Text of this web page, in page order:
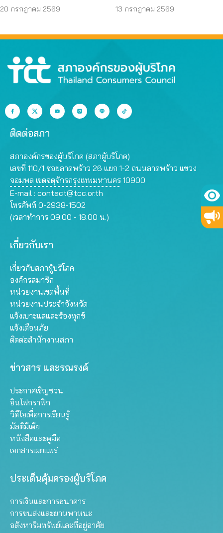
ขนส่งสาธารณะไร้รอย
20 กรกฎาคม 2569
ถามหามาตรฐานรถ
13 กรกฎาคม 2569
ติดต่อสภา
สภาองค์กรของผู้บริโภค (สภาผู้บริโภค)
เลขที่ 110/1 ซอยลาดพร้าว 26 แยก 1-2 ถนนลาดพร้าว แขวง
จอมพล เขตจตุจักรกรุงเทพมหานคร 10900
E-mail : contact@tcc.or.th
โทรศัพท์ 0-2938-1502
(เวลาทำการ 09.00 - 18.00 น.)
เกี่ยวกับเรา
เกี่ยวกับสภาผู้บริโภค
องค์กรสมาชิก
หน่วยงานเขตพื้นที่
หน่วยงานประจำจังหวัด
แจ้งเบาะแสและร้องทุกข์
แจ้งเตือนภัย
ติดต่อสำนักงานสภา
ข่าวสาร และรณรงค์
ประกาศเชิญชวน
อินโฟกราฟิก
วิดีโอเพื่อการเรียนรู้
มัลติมีเดีย
หนังสือและคู่มือ
เอกสารเผยแพร่
ประเด็นคุ้มครองผู้บริโภค
การเงินและการธนาคาร
การขนส่งและยานพาหนะ
อสังหาริมทรัพย์และที่อยู่อาศัย